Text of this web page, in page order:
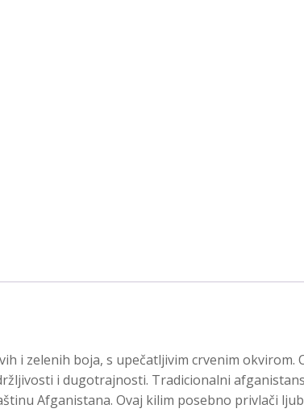
i zelenih boja, s upečatljivim crvenim okvirom.
i dugotrajnosti. Tradicionalni
Afganistana. Ovaj kilim posebno privlači